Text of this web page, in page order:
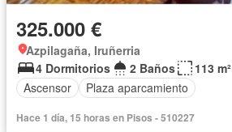
325.000 €
Azpilagaña, Iruñerria
4 Dormitorios
2 Baños
113 m²
Ascensor
Plaza aparcamiento
Hace 1 día, 15 horas en Pisos - 510227